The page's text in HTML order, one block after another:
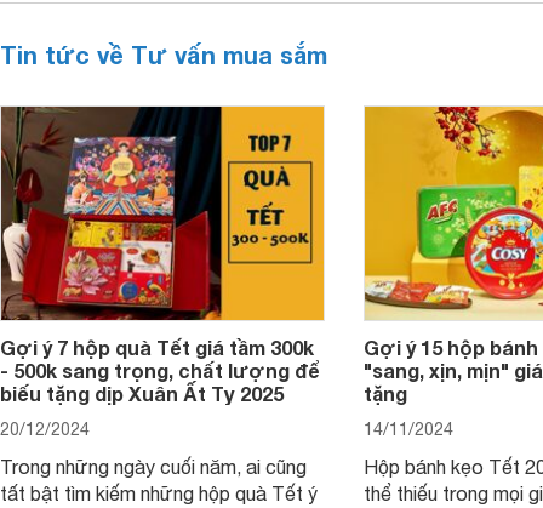
Tin tức về Tư vấn mua sắm
Gợi ý 7 hộp quà Tết giá tầm 300k
- 500k sang trọng, chất lượng để
biếu tặng dịp Xuân Ất Tỵ 2025
20/12/2024
Trong những ngày cuối năm, ai cũng
tất bật tìm kiếm những hộp quà Tết ý
Gợi ý 15 hộp
"sang, xịn, mịn"
tặng
14/11/2024
Hộp bánh kẹo Tết
thể thiếu trong mọi